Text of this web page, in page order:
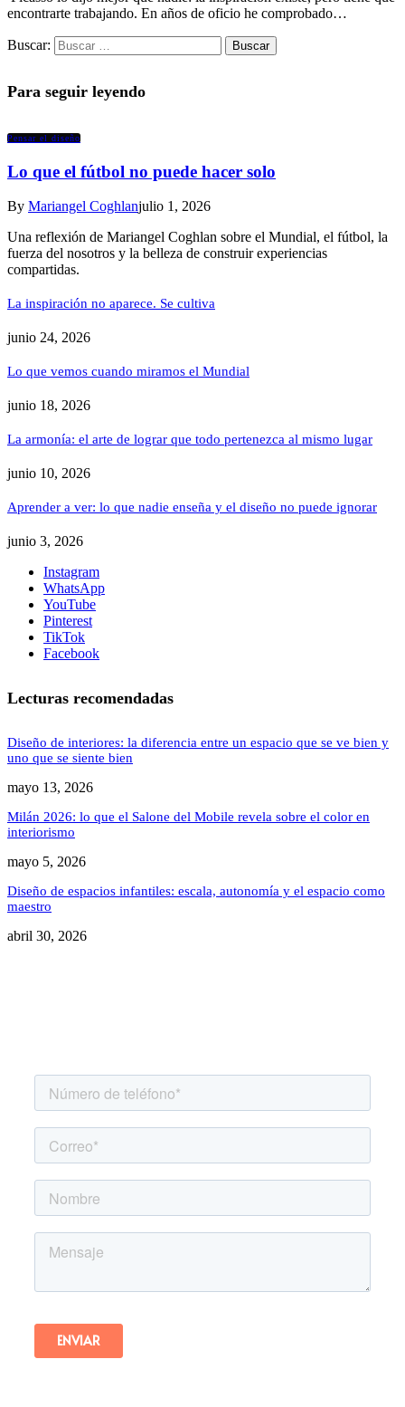
encontrarte trabajando. En años de oficio he comprobado…
Buscar:
Para seguir leyendo
Pensar el diseño
Lo que el fútbol no puede hacer solo
By Mariangel Coghlanjulio 1, 2026
Una reflexión de Mariangel Coghlan sobre el Mundial, el fútbol, la
fuerza del nosotros y la belleza de construir experiencias
compartidas.
La inspiración no aparece. Se cultiva
junio 24, 2026
Lo que vemos cuando miramos el Mundial
junio 18, 2026
La armonía: el arte de lograr que todo pertenezca al mismo lugar
junio 10, 2026
Aprender a ver: lo que nadie enseña y el diseño no puede ignorar
junio 3, 2026
Instagram
WhatsApp
YouTube
Pinterest
TikTok
Facebook
Lecturas recomendadas
Diseño de interiores: la diferencia entre un espacio que se ve bien y
uno que se siente bien
mayo 13, 2026
Milán 2026: lo que el Salone del Mobile revela sobre el color en
interiorismo
mayo 5, 2026
Diseño de espacios infantiles: escala, autonomía y el espacio como
maestro
abril 30, 2026